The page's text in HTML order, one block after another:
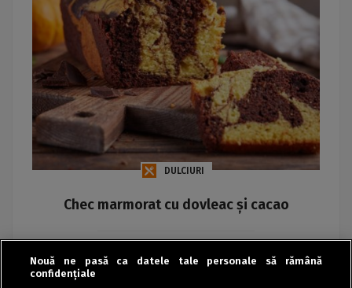
DULCIURI
Chec marmorat cu dovleac și cacao
Nouă ne pasă ca datele tale personale să rămână
confidențiale